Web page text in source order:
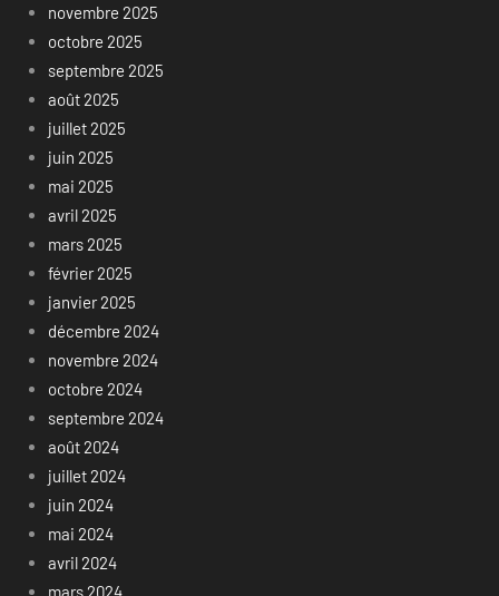
novembre 2025
octobre 2025
septembre 2025
août 2025
juillet 2025
juin 2025
mai 2025
avril 2025
mars 2025
février 2025
janvier 2025
décembre 2024
novembre 2024
octobre 2024
septembre 2024
août 2024
juillet 2024
juin 2024
mai 2024
avril 2024
mars 2024